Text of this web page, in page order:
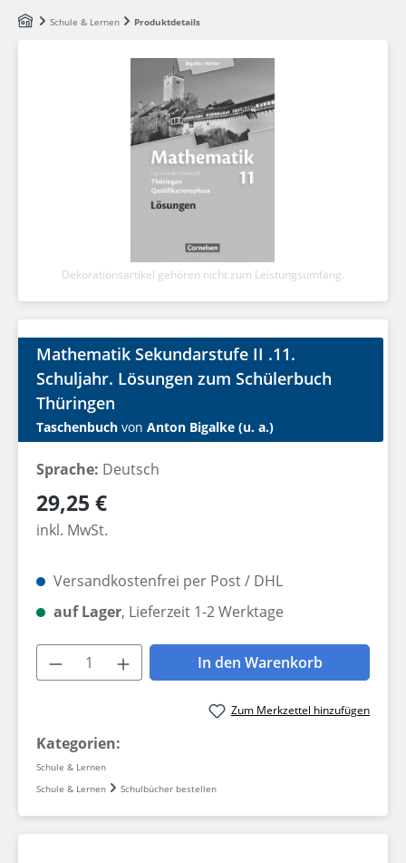
Zum Hauptinhalt springen
Schule & Lernen Produktdetails
Dekorationsartikel gehören nicht zum Leistungsumfang.
Mathematik Sekundarstufe II .11.
Schuljahr. Lösungen zum Schülerbuch
Thüringen
Taschenbuch von Anton Bigalke (u. a.)
Sprache: Deutsch
Regulärer Preis:
29,25 €
inkl. MwSt.
Versandkostenfrei per Post / DHL
auf Lager, Lieferzeit 1-2 Werktage
Produkt Anzahl: Gib den
In den Warenkorb
Zum Merkzettel hinzufügen
Kategorien:
Schule & Lernen
Schule & Lernen
Schulbücher bestellen